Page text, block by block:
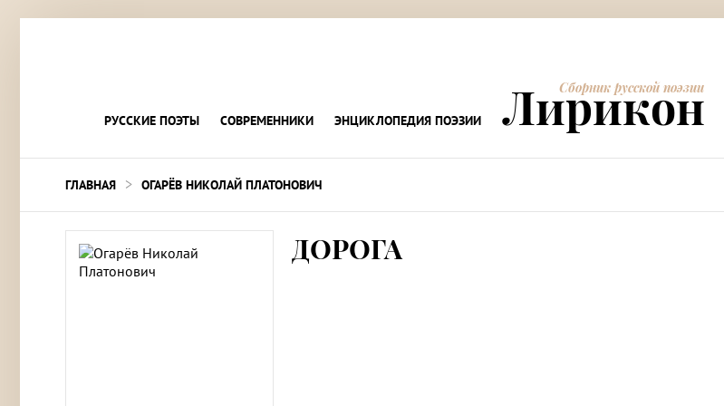
РУССКИЕ ПОЭТЫ СОВРЕМЕННИКИ ЭНЦИКЛОПЕДИЯ ПОЭЗИИ
Сборник русской поэзии
Лирикон
ГЛАВНАЯ > ОГАРЁВ НИКОЛАЙ ПЛАТОНОВИЧ
ДОРОГА